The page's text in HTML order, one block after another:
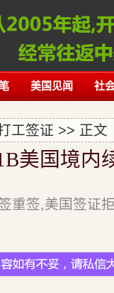
美国见闻 社
工签证 >> 正文
美国境内
重签,美国签证